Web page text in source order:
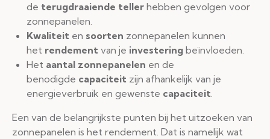
de terugdraaiende teller hebben gevolgen voor
zonnepanelen.
Kwaliteit en soorten zonnepanelen kunnen
het rendement van je investering beïnvloeden.
Het aantal zonnepanelen en de
benodigde capaciteit zijn afhankelijk van je
energieverbruik en gewenste capaciteit.
Een van de belangrijkste punten bij het uitzoeken van
zonnepanelen is het rendement. Dat is namelijk wat